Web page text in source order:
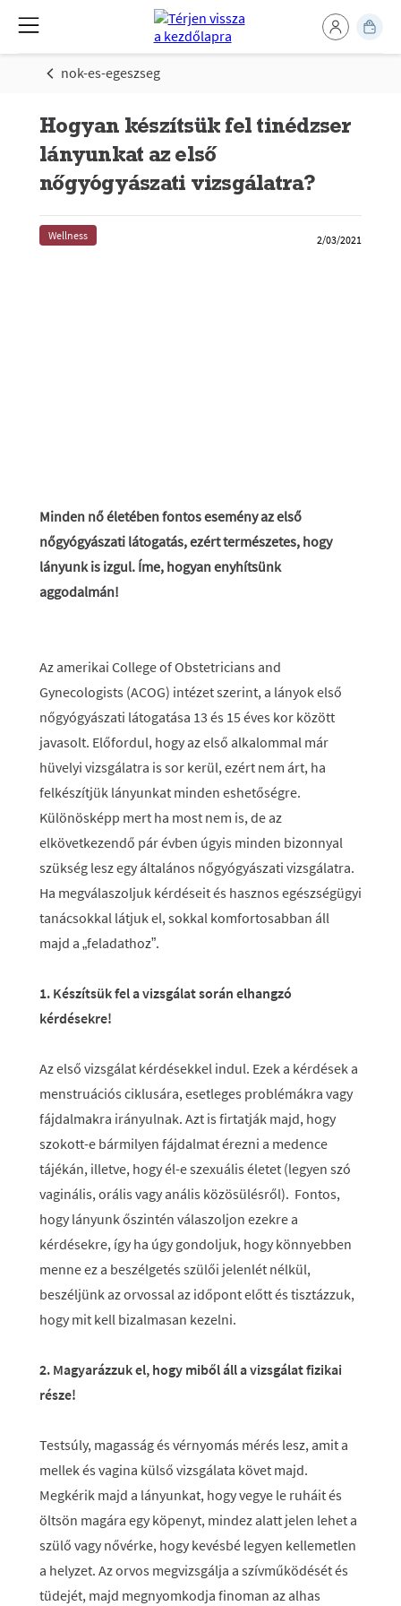
nok-es-egeszseg
Hogyan készítsük fel tinédzser
lányunkat az első
nőgyógyászati vizsgálatra?
Wellness 2/03/2021
Minden nő életében fontos esemény az első
nőgyógyászati látogatás, ezért természetes, hogy
lányunk is izgul. Íme, hogyan enyhítsünk
aggodalmán!
Az amerikai College of Obstetricians and
Gynecologists (ACOG) intézet szerint, a lányok első
nőgyógyászati látogatása 13 és 15 éves kor között
javasolt. Előfordul, hogy az első alkalommal már
hüvelyi vizsgálatra is sor kerül, ezért nem árt, ha
felkészítjük lányunkat minden eshetőségre.
Különösképp mert ha most nem is, de az
elkövetkezendő pár évben úgyis minden bizonnyal
szükség lesz egy általános nőgyógyászati vizsgálatra.
Ha megválaszoljuk kérdéseit és hasznos egészségügyi
tanácsokkal látjuk el, sokkal komfortosabban áll
majd a „feladathoz”.
1. Készítsük fel a vizsgálat során elhangzó
kérdésekre!
Az első vizsgálat kérdésekkel indul. Ezek a kérdések a
menstruációs ciklusára, esetleges problémákra vagy
fájdalmakra irányulnak. Azt is firtatják majd, hogy
szokott-e bármilyen fájdalmat érezni a medence
tájékán, illetve, hogy él-e szexuális életet (legyen szó
vaginális, orális vagy anális közösülésről). Fontos,
hogy lányunk őszintén válaszoljon ezekre a
kérdésekre, így ha úgy gondoljuk, hogy könnyebben
menne ez a beszélgetés szülői jelenlét nélkül,
beszéljünk az orvossal az időpont előtt és tisztázzuk,
hogy mit kell bizalmasan kezelni.
2. Magyarázzuk el, hogy miből áll a vizsgálat fizikai
része!
Testsúly, magasság és vérnyomás mérés lesz, amit a
mellek és vagina külső vizsgálata követ majd.
Megkérik majd a lányunkat, hogy vegye le ruháit és
öltsön magára egy köpenyt, mindez alatt jelen lehet a
szülő vagy nővérke, hogy kevésbé legyen kellemetlen
a helyzet. Az orvos megvizsgálja a szívműködését és
tüdejét, majd megnyomkodja finoman az alhas